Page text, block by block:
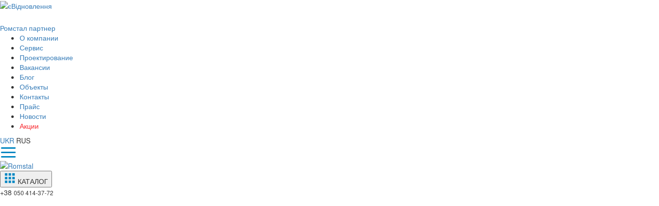
Ромстал партнер
О компании
Сервис
Проектирование
Вакансии
Блог
Объекты
Контакты
Прайс
Новости
Акции
UKR RUS
КАТАЛОГ
+38 050 414-37-72